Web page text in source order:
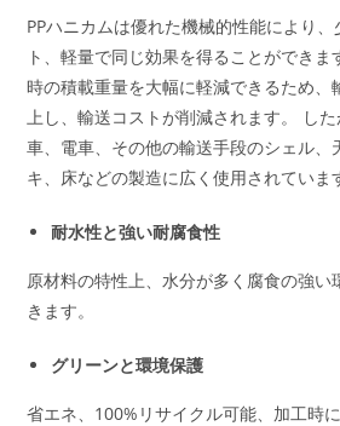
PPハニカムは優れた機械的性能により
ト、軽量で同じ効果を得ることができ
時の積載重量を大幅に軽減できるため、
上し、輸送コストが削減されます。 し
車、電車、その他の輸送手段のシェル、
キ、床などの製造に広く使用されていま
耐水性と強い耐腐食性
原材料の特性上、水分が多く腐食の強い
きます。
グリーンと環境保護
省エネ、100%リサイクル可能、加工時